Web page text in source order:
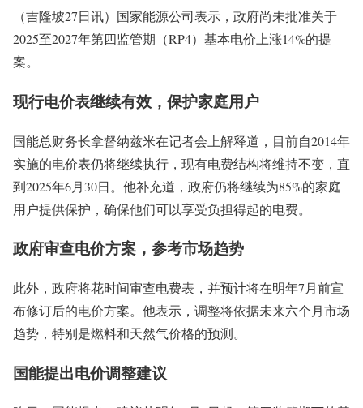
（吉隆坡27日讯）国家能源公司表示，政府尚未批准关于
2025至2027年第四监管期（RP4）基本电价上涨14%的提
案。
现行电价表继续有效，保护家庭用户
国能总财务长拿督纳兹米在记者会上解释道，目前自2014年
实施的电价表仍将继续执行，现有电费结构将维持不变，直
到2025年6月30日。他补充道，政府仍将继续为85%的家庭
用户提供保护，确保他们可以享受负担得起的电费。
政府审查电价方案，参考市场趋势
此外，政府将花时间审查电费表，并预计将在明年7月前宣
布修订后的电价方案。他表示，调整将依据未来六个月市场
趋势，特别是燃料和天然气价格的预测。
国能提出电价调整建议